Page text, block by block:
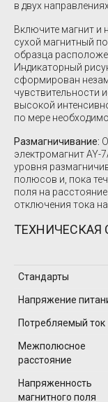
в двух
Включите магнит и
сухой магнитный
образца
Индикаторный
сформирован
чувствительности
высокой
по мере
Размагничивание:
электромагнит AY-
уровня
полюсов и, пока
поля на
отключения тока
Стандарты
Напряжение
Потребляемый ток
Межполюсное
расстояние
Напряженность
магнитного поля